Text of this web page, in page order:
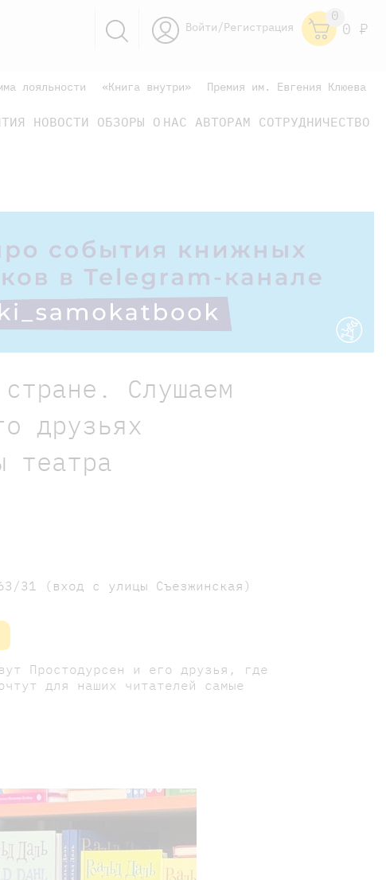
Войти/Регистрация
0
0 Р
лояльности «Книга внутри» Премия им. Евгения Клюева
НОВОСТИ ОБЗОРЫ О НАС АВТОРАМ СОТРУДНИЧЕСТВО
Слушаем
друзьях
театра
31 (вход с улицы Съезжинская)
Простодурсен и его друзья, где
для наших читателей самые